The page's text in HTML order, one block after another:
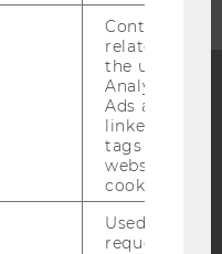
Blog
Bluesky
Contains
related
the user. If
Analytics and
Ads accounts
linked, the
tags on the
website read
cookie.
Used to
request rate.